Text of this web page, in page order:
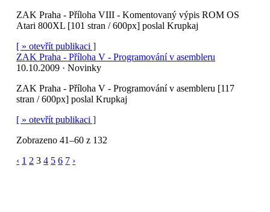
ZAK Praha - Příloha VIII - Komentovaný výpis ROM OS
Atari 800XL [101 stran / 600px] poslal Krupkaj
[ » otevřít publikaci ]
ZAK Praha - Příloha V - Programování v asembleru
10.10.2009 · Novinky
ZAK Praha - Příloha V - Programování v asembleru [117
stran / 600px] poslal Krupkaj
[ » otevřít publikaci ]
Zobrazeno 41–60 z 132
‹ 1 2 3 4 5 6 7 ›